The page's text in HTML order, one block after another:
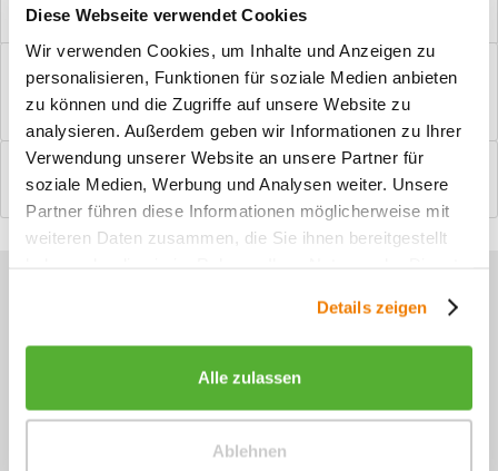
Diese Webseite verwendet Cookies
Wir verwenden Cookies, um Inhalte und Anzeigen zu
personalisieren, Funktionen für soziale Medien anbieten
zu können und die Zugriffe auf unsere Website zu
analysieren. Außerdem geben wir Informationen zu Ihrer
Verwendung unserer Website an unsere Partner für
soziale Medien, Werbung und Analysen weiter. Unsere
Partner führen diese Informationen möglicherweise mit
weiteren Daten zusammen, die Sie ihnen bereitgestellt
Details zeigen
Alle zulassen
Ablehnen
Windfangelemente online am Bildschirm konfigurieren und
einbaufertig bestellen. In wenigen...
Bewertungen
0
Bewertungen lesen, schreiben und diskutieren...mehr
Sie haben Fragen zu unseren
+49 (0)4244 965 34 04
Mo - Do, 09:00 - 16:00 Uhr
und Fr, 09:00 - 13:00 Uhr